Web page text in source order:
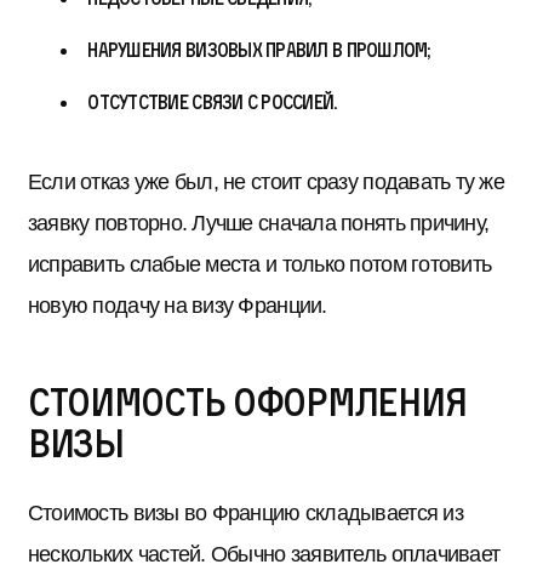
нарушения визовых правил в прошлом;
отсутствие связи с Россией.
Если отказ уже был, не стоит сразу подавать ту же
заявку повторно. Лучше сначала понять причину,
исправить слабые места и только потом готовить
новую подачу на визу Франции.
Стоимость оформления
визы
Стоимость визы во Францию складывается из
нескольких частей. Обычно заявитель оплачивает